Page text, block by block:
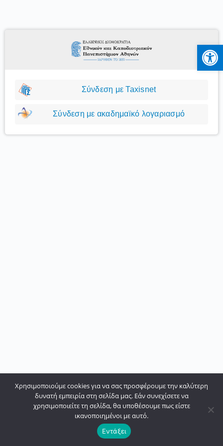
Σύνδεση με Taxisnet
Σύνδεση με ακαδημαϊκό λογαριασμό
Χρησιμοποιούμε cookies για να σας προσφέρουμε την καλύτερη
δυνατή εμπειρία στη σελίδα μας. Εάν συνεχίσετε να
χρησιμοποιείτε τη σελίδα, θα υποθέσουμε πως είστε
ικανοποιημένοι με αυτό.
Εντάξει